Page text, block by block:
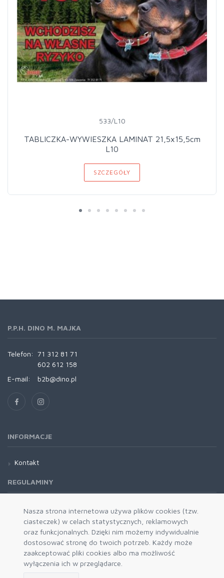
Nasza strona internetowa używa plików cookies (tzw.
ciasteczek) w celach statystycznych, reklamowych
oraz funkcjonalnych. Dzięki nim możemy indywidualnie
dostosować stronę do twoich potrzeb. Każdy może
zaakceptować pliki cookies albo ma możliwość
wyłączenia ich w przeglądarce.
533/L10
TABLICZKA-WYWIESZKA LAMINAT 21,5x15,5cm
L10
SZCZEGÓŁY
P.P.H. DINO M. MAJKA
Telefon: 71 312 81 71
602 612 158
E-mail:
b2b@dino.pl
INFORMACJE
Kontakt
REGULAMINY
Regulamin